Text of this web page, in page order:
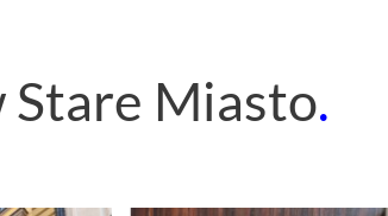
Stare Miasto.